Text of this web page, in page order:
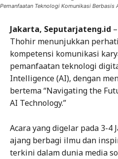
Pemanfaatan Teknologi Komunikasi Berbasis
Jakarta, Seputarjateng.id
Thohir menunjukkan
kompetensi komunikasi
pemanfaatan teknologi
Intelligence (AI), dengan
bertema “Navigating the
AI Technology.”
Acara yang digelar pada 3-4
ajang berbagi ilmu dan
terkini dalam dunia media